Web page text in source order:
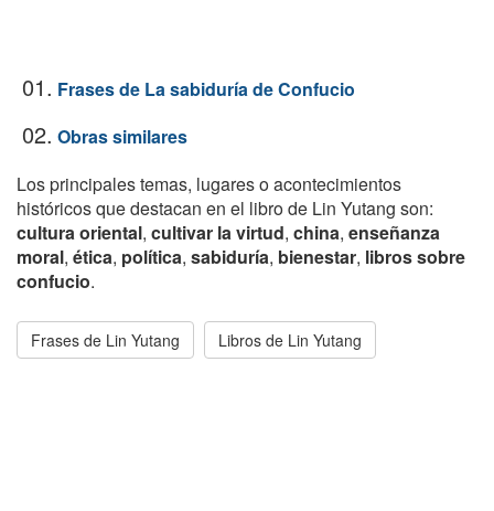
01. Frases de La sabiduría de Confucio
02. Obras similares
Los principales temas, lugares o acontecimientos
históricos que destacan en el libro de Lin Yutang son:
cultura oriental, cultivar la virtud, china, enseñanza
moral, ética, política, sabiduría, bienestar, libros sobre
confucio.
Frases de Lin Yutang Libros de Lin Yutang